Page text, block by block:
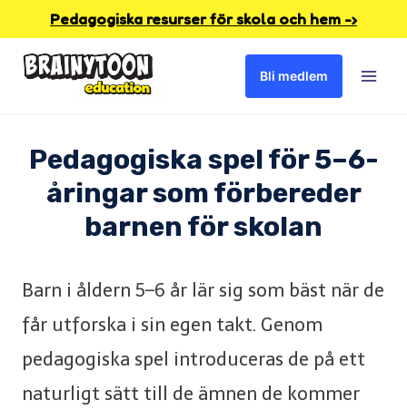
content
Pedagogiska resurser för skola och hem -›
Bli medlem
Pedagogiska spel för 5–6-
åringar som förbereder
barnen för skolan
Barn i åldern 5–6 år lär sig som bäst när de
får utforska i sin egen takt. Genom
pedagogiska spel introduceras de på ett
naturligt sätt till de ämnen de kommer